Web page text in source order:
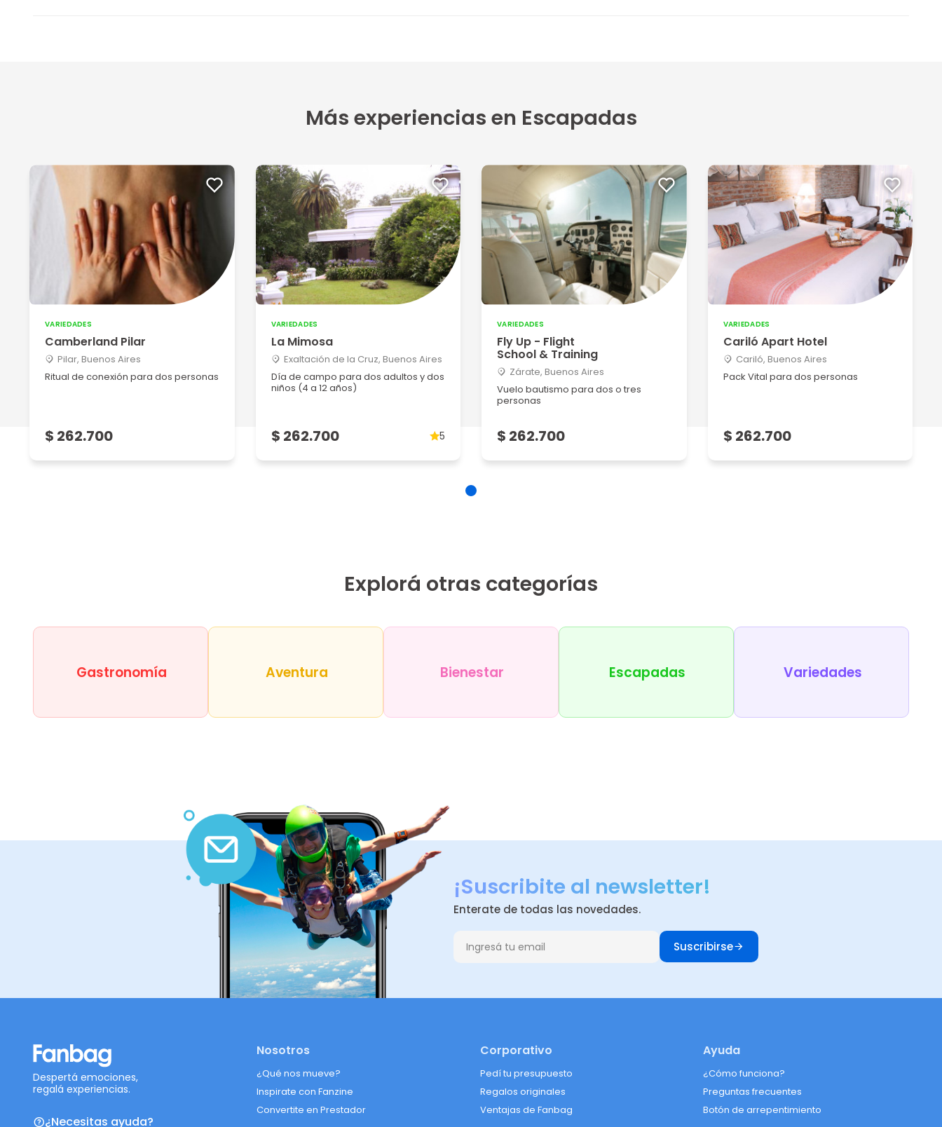
Más experiencias en Escapadas
VARIEDADES
Camberland Pilar
Pilar, Buenos Aires
Ritual de conexión para dos personas
$ 262.700
VARIEDADES
La Mimosa
Exaltación de la Cruz, Buenos Aires
Día de campo para dos adultos y dos
niños (4 a 12 años)
$ 262.700 5
VARIEDADES
Fly Up - Flight
School & Training
Zárate, Buenos Aires
Vuelo bautismo para dos o tres
personas
$ 262.700
VARIEDADES
Cariló Apart Hotel
Cariló, Buenos Aires
Pack Vital para dos personas
$ 262.700
Explorá otras categorías
Gastronomía Aventura Bienestar Escapadas Variedades
¡Suscribite al newsletter!
Enterate de todas las novedades.
Suscribirse
Despertá emociones,
regalá experiencias.
¿Necesitas ayuda?
Nosotros
¿Qué nos mueve?
Inspirate con Fanzine
Convertite en Prestador
Corporativo
Pedí tu presupuesto
Regalos originales
Ventajas de Fanbag
Ayuda
¿Cómo funciona?
Preguntas frecuentes
Botón de arrepentimiento